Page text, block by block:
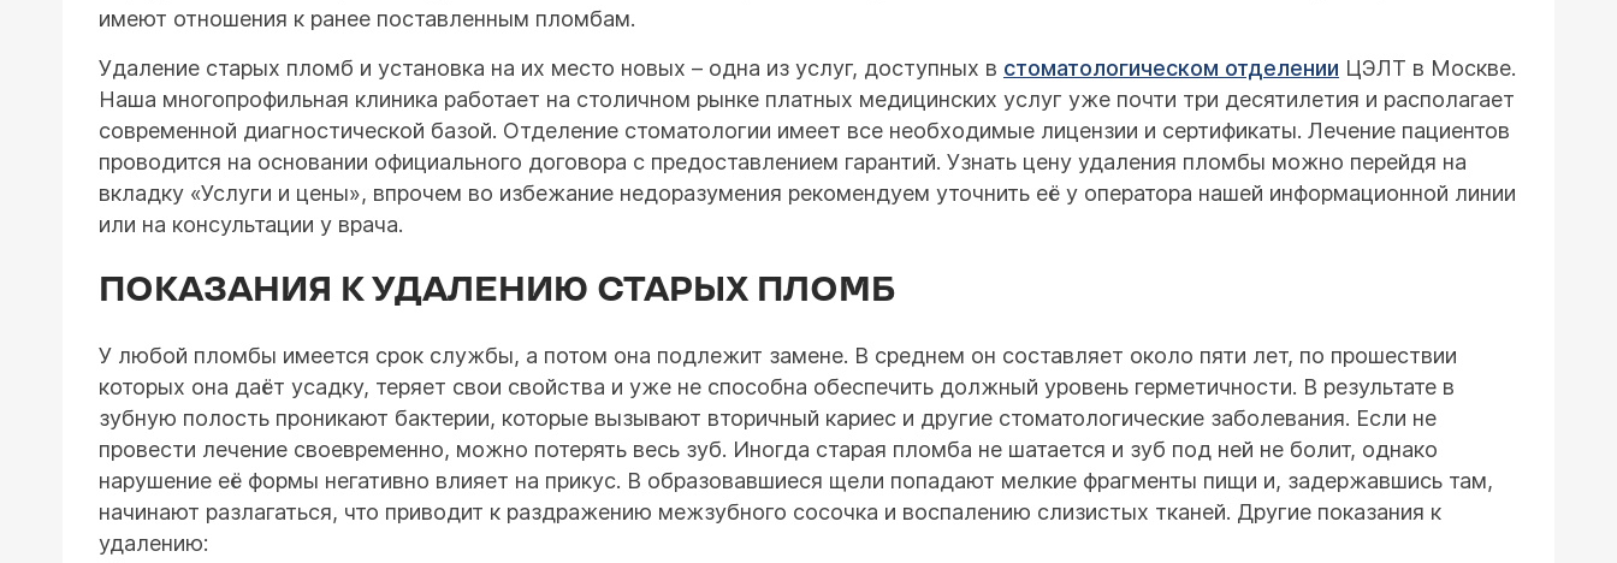
имеют отношения к ранее поставленным пломбам.
Удаление старых пломб и установка на их место новых – одна из услуг, доступных в стоматологическом отделении ЦЭЛТ в Москве.
Наша многопрофильная клиника работает на столичном рынке платных медицинских услуг уже почти три десятилетия и располагает
современной диагностической базой. Отделение стоматологии имеет все необходимые лицензии и сертификаты. Лечение пациентов
проводится на основании официального договора с предоставлением гарантий. Узнать цену удаления пломбы можно перейдя на
вкладку «Услуги и цены», впрочем во избежание недоразумения рекомендуем уточнить её у оператора нашей информационной линии
или на консультации у врача.
ПОКАЗАНИЯ К УДАЛЕНИЮ СТАРЫХ ПЛОМБ
У любой пломбы имеется срок службы, а потом она подлежит замене. В среднем он составляет около пяти лет, по прошествии
которых она даёт усадку, теряет свои свойства и уже не способна обеспечить должный уровень герметичности. В результате в
зубную полость проникают бактерии, которые вызывают вторичный кариес и другие стоматологические заболевания. Если не
провести лечение своевременно, можно потерять весь зуб. Иногда старая пломба не шатается и зуб под ней не болит, однако
нарушение её формы негативно влияет на прикус. В образовавшиеся щели попадают мелкие фрагменты пищи и, задержавшись там,
начинают разлагаться, что приводит к раздражению межзубного сосочка и воспалению слизистых тканей. Другие показания к
удалению: